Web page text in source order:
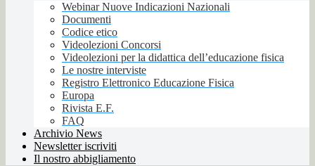
Webinar Nuove Indicazioni Nazionali
Documenti
Codice etico
Videolezioni Concorsi
Videolezioni per la didattica dell’educazione fisica
Le nostre interviste
Registro Elettronico Educazione Fisica
Europa
Rivista E.F.
FAQ
Archivio News
Newsletter iscriviti
Il nostro abbigliamento